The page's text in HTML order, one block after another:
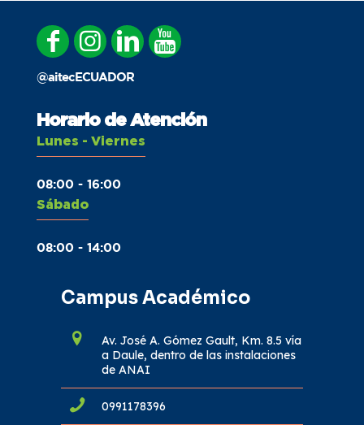
@aitecECUADOR
Horario de Atención
Lunes - Viernes
08:00 - 16:00
Sábado
08:00 - 14:00
Campus Académico
Av. José A. Gómez Gault, Km. 8.5 vía
a Daule, dentro de las instalaciones
de ANAI
0991178396